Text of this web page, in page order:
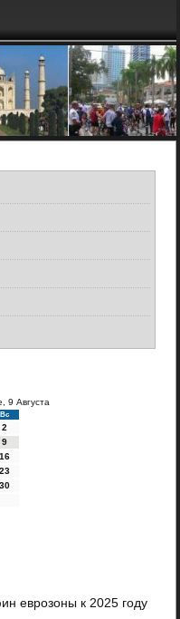
9 Августа
Вс
2
9
16
23
30
еврозоны к 2025 году